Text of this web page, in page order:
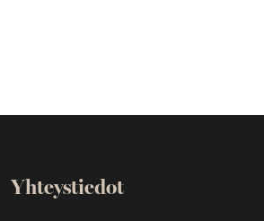
Yhteystiedot